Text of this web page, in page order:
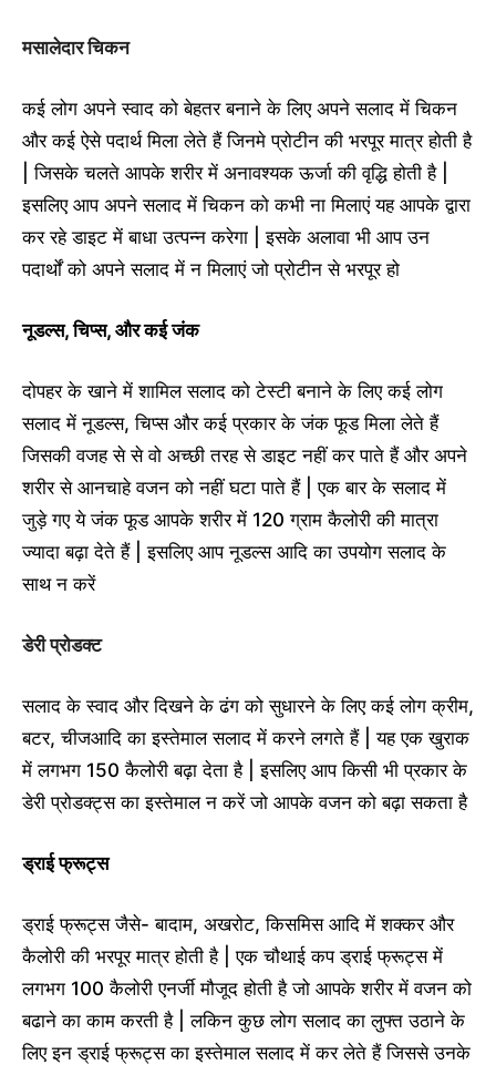
मसालेदार चिकन
कई लोग अपने स्वाद को बेहतर बनाने के लिए अपने सलाद में चिकन
और कई ऐसे पदार्थ मिला लेते हैं जिनमे प्रोटीन की भरपूर मात्र होती है
| जिसके चलते आपके शरीर में अनावश्यक ऊर्जा की वृद्धि होती है |
इसलिए आप अपने सलाद में चिकन को कभी ना मिलाएं यह आपके द्वारा
कर रहे डाइट में बाधा उत्पन्न करेगा | इसके अलावा भी आप उन
पदार्थों को अपने सलाद में न मिलाएं जो प्रोटीन से भरपूर हो
नूडल्स, चिप्स, और कई जंक
दोपहर के खाने में शामिल सलाद को टेस्टी बनाने के लिए कई लोग
सलाद में नूडल्स, चिप्स और कई प्रकार के जंक फूड मिला लेते हैं
जिसकी वजह से से वो अच्छी तरह से डाइट नहीं कर पाते हैं और अपने
शरीर से आनचाहे वजन को नहीं घटा पाते हैं | एक बार के सलाद में
जुड़े गए ये जंक फूड आपके शरीर में 120 ग्राम कैलोरी की मात्रा
ज्यादा बढ़ा देते हैं | इसलिए आप नूडल्स आदि का उपयोग सलाद के
साथ न करें
डेरी प्रोडक्ट
सलाद के स्वाद और दिखने के ढंग को सुधारने के लिए कई लोग क्रीम,
बटर, चीजआदि का इस्तेमाल सलाद में करने लगते हैं | यह एक खुराक
में लगभग 150 कैलोरी बढ़ा देता है | इसलिए आप किसी भी प्रकार के
डेरी प्रोडक्ट्स का इस्तेमाल न करें जो आपके वजन को बढ़ा सकता है
ड्राई फ्रूट्स
ड्राई फ्रूट्स जैसे- बादाम, अखरोट, किसमिस आदि में शक्कर और
कैलोरी की भरपूर मात्र होती है | एक चौथाई कप ड्राई फ्रूट्स में
लगभग 100 कैलोरी एनर्जी मौजूद होती है जो आपके शरीर में वजन को
बढाने का काम करती है | लकिन कुछ लोग सलाद का लुफ्त उठाने के
लिए इन ड्राई फ्रूट्स का इस्तेमाल सलाद में कर लेते हैं जिससे उनके